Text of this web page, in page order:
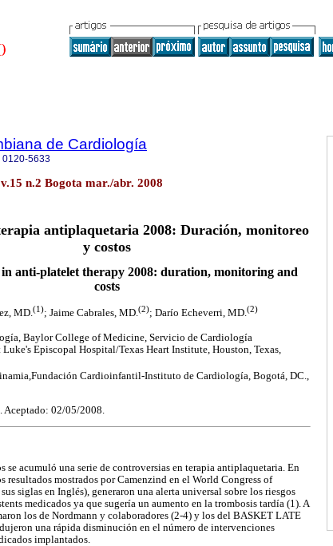
de Cardiología
0120-5633
n.2 Bogota mar./abr. 2008
antiplaquetaria 2008: Duración, monitoreo
y costos
anti-platelet therapy 2008: duration, monitoring and
costs
MD.(1); Jaime Cabrales, MD.(2); Darío Echeverri, MD.(2)
Baylor College of Medicine, Servicio de Cardiología
Episcopal Hospital/Texas Heart Institute, Houston, Texas,
Cardioinfantil-Instituto de Cardiología, Bogotá, DC.,
02/05/2008.
se acumuló una serie de controversias en terapia antiplaquetaria. En
resultados mostrados por Camenzind en el World Congress of
siglas en Inglés), generaron una alerta universal sobre los riesgos
medicados ya que sugería un aumento en la trombosis tardía (1). A
los de Nordmann y colaboradores (2-4) y los del BASKET LATE
una rápida disminución en el número de intervenciones
implantados.